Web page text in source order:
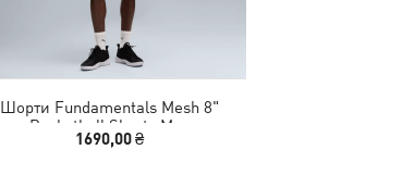
Шорти Fundamentals Mesh 8"
Basketball Shorts Men
1690,00 ₴